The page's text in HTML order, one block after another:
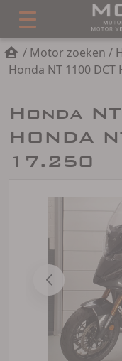
/ Motor zoeken /
Honda NT 1100 DCT
Honda
HONDA
17.250